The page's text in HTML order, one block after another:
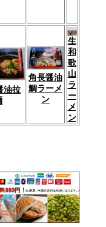
油拉
角長醤油
鯛ラーメ
ン
生
和
歌
山
ラ
ー
メ
ン